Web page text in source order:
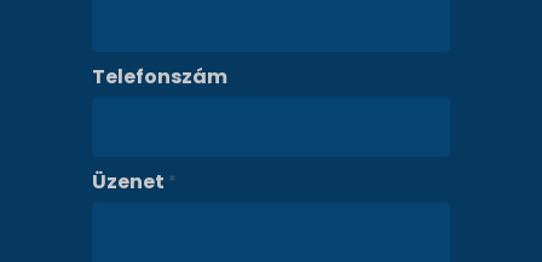
Telefonszám
Üzenet *